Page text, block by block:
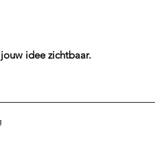
ideezichtbaar.